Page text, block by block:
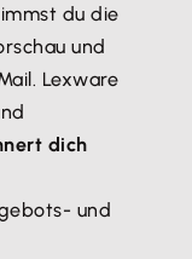
du die
und
Lexware
dich
und